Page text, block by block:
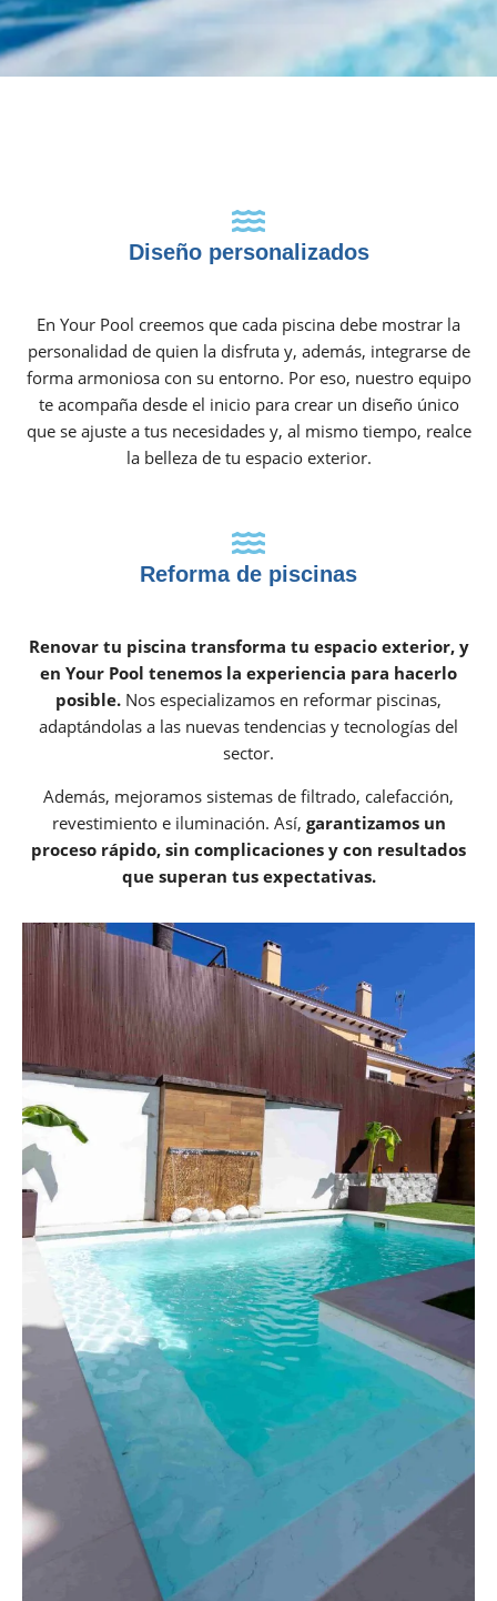
Diseño personalizados
En Your Pool creemos que cada piscina debe mostrar la
personalidad de quien la disfruta y, además, integrarse de
forma armoniosa con su entorno. Por eso, nuestro equipo
te acompaña desde el inicio para crear un diseño único
que se ajuste a tus necesidades y, al mismo tiempo, realce
la belleza de tu espacio exterior.
Reforma de piscinas
Renovar tu piscina transforma tu espacio exterior, y
en Your Pool tenemos la experiencia para hacerlo
posible. Nos especializamos en reformar piscinas,
adaptándolas a las nuevas tendencias y tecnologías del
sector.
Además, mejoramos sistemas de filtrado, calefacción,
revestimiento e iluminación. Así, garantizamos un
proceso rápido, sin complicaciones y con resultados
que superan tus expectativas.